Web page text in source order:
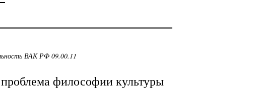
ВАК РФ 09.00.11
философии культуры